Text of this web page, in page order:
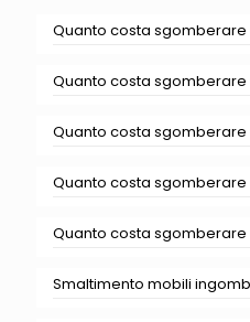
Quanto costa sgomberare
Quanto costa sgomberare
Quanto costa sgomberare
Quanto costa
Quanto costa sgomberare
Smaltimento mobili